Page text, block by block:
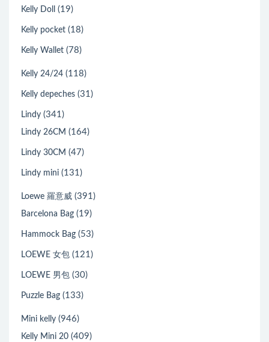
Kelly Doll (19)
Kelly pocket (18)
Kelly Wallet (78)
Kelly 24/24 (118)
Kelly depeches (31)
Lindy (341)
Lindy 26CM (164)
Lindy 30CM (47)
Lindy mini (131)
Loewe 羅意威 (391)
Barcelona Bag (19)
Hammock Bag (53)
LOEWE 女包 (121)
LOEWE 男包 (30)
Puzzle Bag (133)
Mini kelly (946)
Kelly Mini 20 (409)